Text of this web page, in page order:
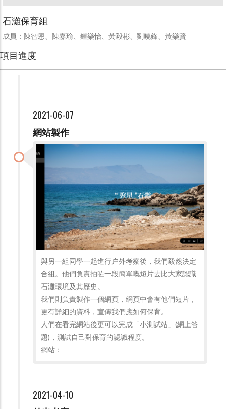
石灘保育組
成員：陳智恩、 陳嘉瑜、 鍾樂怡、 黃毅彬、 劉曉鋒、 黃樂賢
項目進度
2021-06-07
網站製作
與另一組同學一起進行户外考察後，我們毅然決定
合組。他們負責拍咗一段簡單嘅短片去比大家認識
石灘環境及其歷史。
我們則負責製作一個網頁，網頁中會有他們短片，
更有詳細的資料，宣傳我們應如何保育。
人們在看完網站後更可以完成「小測試站」(網上答
題)，測試自己對保育的認識程度。
網站：
2021-04-10